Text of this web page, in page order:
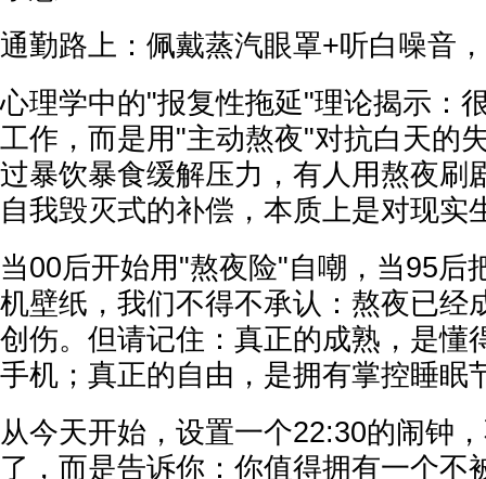
通勤路上：佩戴蒸汽眼罩+听白噪音
心理学中的"报复性拖延"理论揭示：
工作，而是用"主动熬夜"对抗白天的
过暴饮暴食缓解压力，有人用熬夜
自我毁灭式的补偿，本质上是对现实
当00后开始用"熬夜险"自嘲，当95后
机壁纸，我们不得不承认：熬夜已经
创伤。但请记住：真正的成熟，是懂
手机；真正的自由，是拥有掌控睡眠
从今天开始，设置一个22:30的闹钟
了，而是告诉你：你值得拥有一个不